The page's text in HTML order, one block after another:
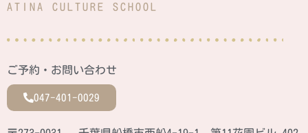
ATINA CULTURE SCHOOL
ご予約・お問い合わせ
047-401-0029